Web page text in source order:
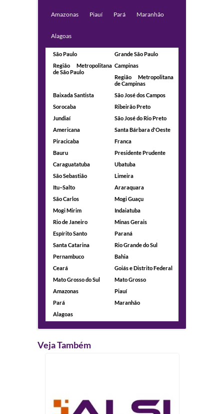
Amazonas Piauí Pará Maranhão
Alagoas
São Paulo
Grande São Paulo
Região Metropolitana
de São Paulo
Campinas
Região Metropolitana
de Campinas
Baixada Santista
São José dos Campos
Sorocaba
Ribeirão Preto
Jundiaí
São José do Rio Preto
Americana
Santa Bárbara d'Oeste
Piracicaba
Franca
Bauru
Presidente Prudente
Caraguatatuba
Ubatuba
São Sebastião
Limeira
Itu–Salto
Araraquara
São Carlos
Mogi Guaçu
Mogi Mirim
Indaiatuba
Rio de Janeiro
Minas Gerais
Espírito Santo
Paraná
Santa Catarina
Rio Grande do Sul
Pernambuco
Bahia
Ceará
Goiás e Distrito Federal
Mato Grosso do Sul
Mato Grosso
Amazonas
Piauí
Pará
Maranhão
Alagoas
Veja Também